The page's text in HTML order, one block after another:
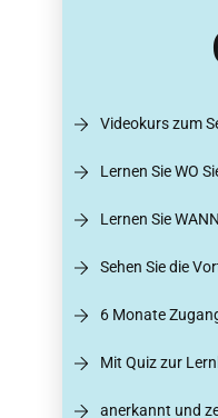
Videokurs zum
Lernen Sie WO
Lernen Sie
Sehen Sie die
6 Monate
Mit Quiz zur
anerkannt und